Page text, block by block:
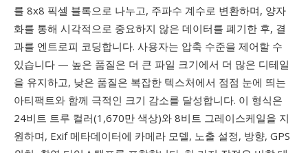
를 8x8 픽셀 블록으로 나누고, 주파수 계수로 변환하며, 양자
화를 통해 시각적으로 중요하지 않은 데이터를 폐기한 후, 결
과를 엔트로피 코딩합니다. 사용자는 압축 수준을 제어할 수
있습니다 — 높은 품질은 더 큰 파일 크기에서 더 많은 디테일
을 유지하고, 낮은 품질은 복잡한 텍스처에서 점점 눈에 띄는
아티팩트와 함께 극적인 크기 감소를 달성합니다. 이 형식은
24비트 트루 컬러(1,670만 색상)와 8비트 그레이스케일을 지
원하며, Exif 메타데이터에 카메라 모델, 노출 설정, 방향, GPS